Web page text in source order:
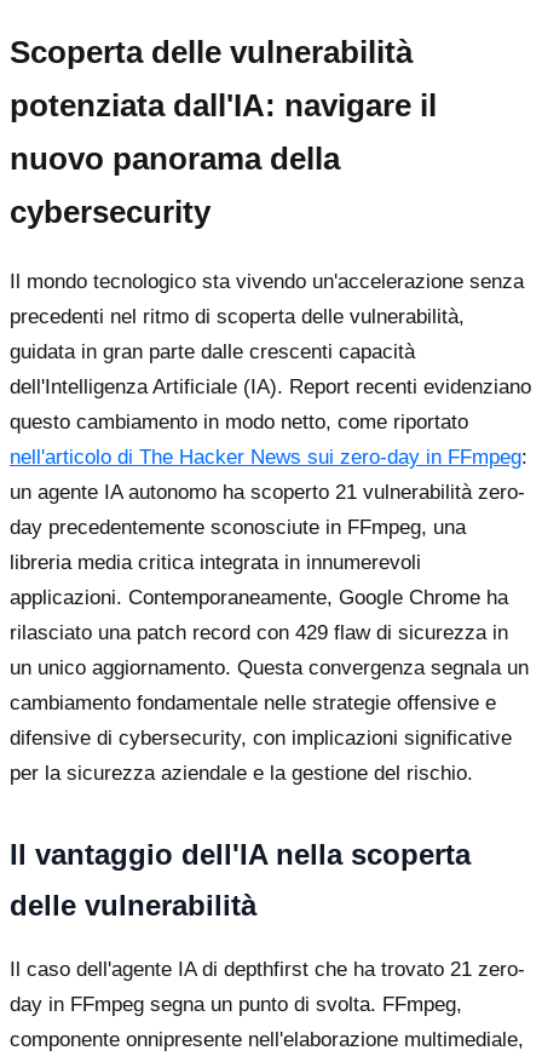
Scoperta delle vulnerabilità
potenziata dall'IA: navigare il
nuovo panorama della
cybersecurity
Il mondo tecnologico sta vivendo un'accelerazione senza
precedenti nel ritmo di scoperta delle vulnerabilità,
guidata in gran parte dalle crescenti capacità
dell'Intelligenza Artificiale (IA). Report recenti evidenziano
questo cambiamento in modo netto, come riportato
nell'articolo di The Hacker News sui zero-day in FFmpeg:
un agente IA autonomo ha scoperto 21 vulnerabilità zero-
day precedentemente sconosciute in FFmpeg, una
libreria media critica integrata in innumerevoli
applicazioni. Contemporaneamente, Google Chrome ha
rilasciato una patch record con 429 flaw di sicurezza in
un unico aggiornamento. Questa convergenza segnala un
cambiamento fondamentale nelle strategie offensive e
difensive di cybersecurity, con implicazioni significative
per la sicurezza aziendale e la gestione del rischio.
Il vantaggio dell'IA nella scoperta
delle vulnerabilità
Il caso dell'agente IA di depthfirst che ha trovato 21 zero-
day in FFmpeg segna un punto di svolta. FFmpeg,
componente onnipresente nell'elaborazione multimediale,